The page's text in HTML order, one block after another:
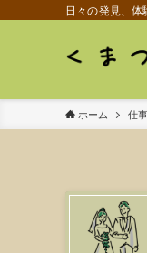
日々の発見、
ホーム 仕事